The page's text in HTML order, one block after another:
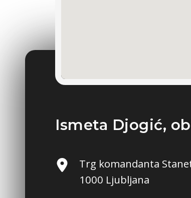
Ismeta Djogić,
Trg komandanta
1000 Ljubljana